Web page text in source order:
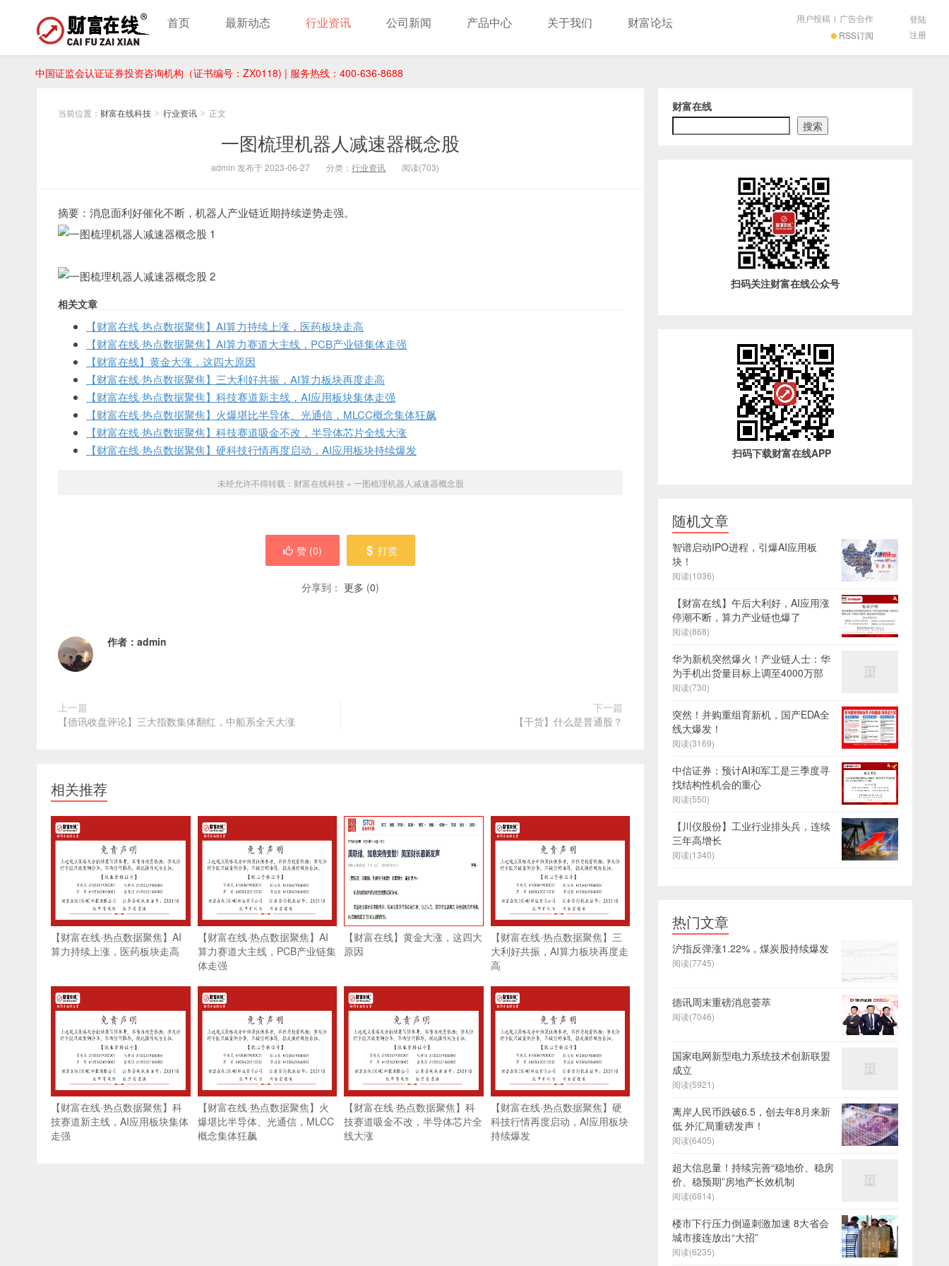
中国证监会认证证券投资咨询机构（证书编号：ZX0118) | 服务热线：400-636-8688
首页 最新动态 行业资讯 公司新闻 产品中心 关于我们 财富论坛
RSS订阅
用户投稿 | 广告合作
登陆
注册
当前位置： 财富在线科技 > 行业资讯 > 正文
一图梳理机器人减速器概念股
admin 发布于 2023-06-27 分类： 行业资讯 阅读(703)
摘要：消息面利好催化不断，机器人产业链近期持续逆势走强。
相关文章
【财富在线·热点数据聚焦】AI算力持续上涨，医药板块走高
【财富在线·热点数据聚焦】AI算力赛道大主线，PCB产业链集体走强
【财富在线】黄金大涨，这四大原因
【财富在线·热点数据聚焦】三大利好共振，AI算力板块再度走高
【财富在线·热点数据聚焦】科技赛道新主线，AI应用板块集体走强
【财富在线·热点数据聚焦】火爆堪比半导体、光通信，MLCC概念集体狂飙
【财富在线·热点数据聚焦】科技赛道吸金不改，半导体芯片全线大涨
【财富在线·热点数据聚焦】硬科技行情再度启动，AI应用板块持续爆发
未经允许不得转载： 财富在线科技 » 一图梳理机器人减速器概念股
赞 (0) 打赏
分享到： 更多 (0)
作者： admin
上一篇
【德讯收盘评论】三大指数集体翻红，中船系全天大涨
下一篇
【干货】什么是普通股？
相关推荐
【财富在线·热点数据聚焦】AI
算力持续上涨，医药板块走高
【财富在线·热点数据聚焦】AI
算力赛道大主线，PCB产业链集
体走强
【财富在线】黄金大涨，这四大
原因
【财富在线·热点数据聚焦】三
大利好共振，AI算力板块再度走
高
【财富在线·热点数据聚焦】科
技赛道新主线，AI应用板块集体
走强
【财富在线·热点数据聚焦】火
爆堪比半导体、光通信，MLCC
概念集体狂飙
【财富在线·热点数据聚焦】科
技赛道吸金不改，半导体芯片全
线大涨
【财富在线·热点数据聚焦】硬
科技行情再度启动，AI应用板块
持续爆发
财富在线
搜索
扫码关注财富在线公众号
扫码下载财富在线APP
随机文章
智谱启动IPO进程，引爆AI应用板
块！
阅读(1036)
【财富在线】午后大利好，AI应用涨
停潮不断，算力产业链也爆了
阅读(868)
华为新机突然爆火！产业链人士：华
为手机出货量目标上调至4000万部
阅读(730)
突然！并购重组育新机，国产EDA全
线大爆发！
阅读(3169)
中信证券：预计AI和军工是三季度寻
找结构性机会的重心
阅读(550)
【川仪股份】工业行业排头兵，连续
三年高增长
阅读(1340)
热门文章
沪指反弹涨1.22%，煤炭股持续爆发
阅读(7745)
德讯周末重磅消息荟萃
阅读(7046)
国家电网新型电力系统技术创新联盟
成立
阅读(5921)
离岸人民币跌破6.5，创去年8月来新
低 外汇局重磅发声！
阅读(6405)
超大信息量！持续完善“稳地价、稳房
价、稳预期”房地产长效机制
阅读(6814)
楼市下行压力倒逼刺激加速 8大省会
城市接连放出“大招”
阅读(6235)